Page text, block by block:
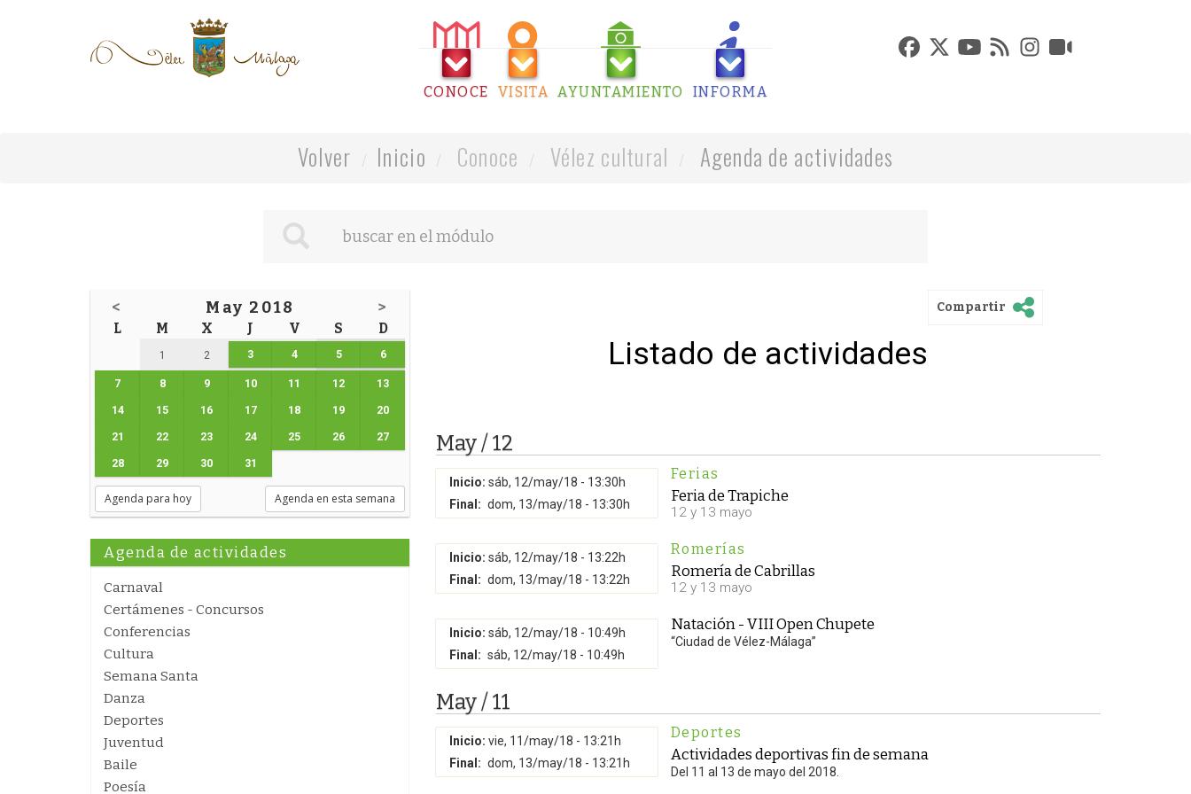
CONOCE VISITA AYUNTAMIENTO INFORMA
Volver Inicio Conoce Vélez cultural Agenda de actividades
< May 2018 >
L M X J V S D
1 2 3 4 5 6
7 8 9 10 11 12 13
14 15 16 17 18 19 20
21 22 23 24 25 26 27
28 29 30 31
Agenda para hoy Agenda en esta semana
Agenda de actividades
Carnaval
Certámenes - Concursos
Conferencias
Cultura
Semana Santa
Danza
Deportes
Juventud
Baile
Poesía
Compartir
Listado de actividades
May / 12
Inicio: sáb, 12/may/18 - 13:30h
Final: dom, 13/may/18 - 13:30h
Ferias
Feria de Trapiche
12 y 13 mayo
Inicio: sáb, 12/may/18 - 13:22h
Final: dom, 13/may/18 - 13:22h
Romerías
Romería de Cabrillas
12 y 13 mayo
Inicio: sáb, 12/may/18 - 10:49h
Final: sáb, 12/may/18 - 10:49h
Natación - VIII Open Chupete
“Ciudad de Vélez-Málaga”
May / 11
Inicio: vie, 11/may/18 - 13:21h
Final: dom, 13/may/18 - 13:21h
Deportes
Actividades deportivas fin de semana
Del 11 al 13 de mayo del 2018.